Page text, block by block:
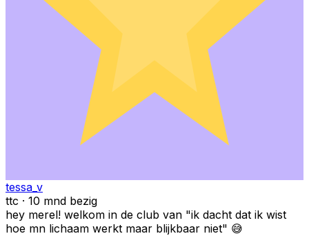
tessa_v
ttc · 10 mnd bezig
hey merel! welkom in de club van "ik dacht dat ik wist
hoe mn lichaam werkt maar blijkbaar niet" 😅